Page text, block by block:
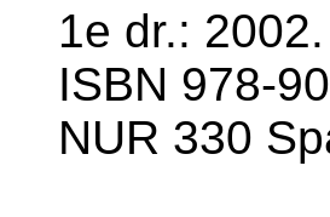
1e dr.: 2002.
ISBN 978-
NUR 330